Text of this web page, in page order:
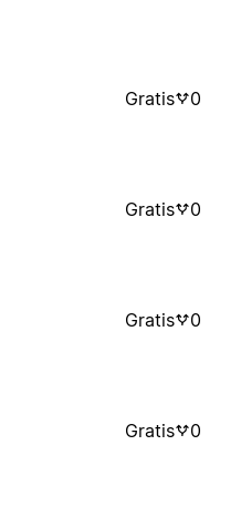
Gratis 0
Gratis 0
Gratis 0
Gratis 0